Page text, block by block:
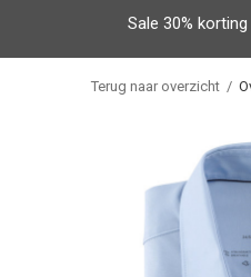
Sale 30% korting
Terug naar overzicht